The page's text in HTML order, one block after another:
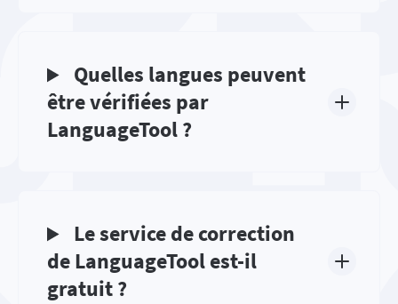
Quelles langues peuvent
être vérifiées par
LanguageTool ?
Le service de correction
de LanguageTool est-il
gratuit ?